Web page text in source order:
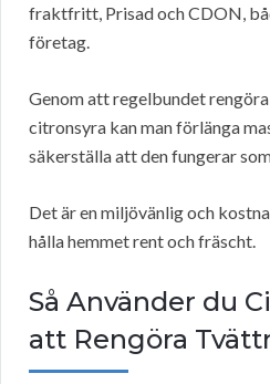
fraktfritt, Prisad och CDON,
företag.
Genom att regelbundet
citronsyra kan man förlänga
säkerställa att den fungerar
Det är en miljövänlig och
hålla hemmet rent och fräscht.
Så Använder du
att Rengöra